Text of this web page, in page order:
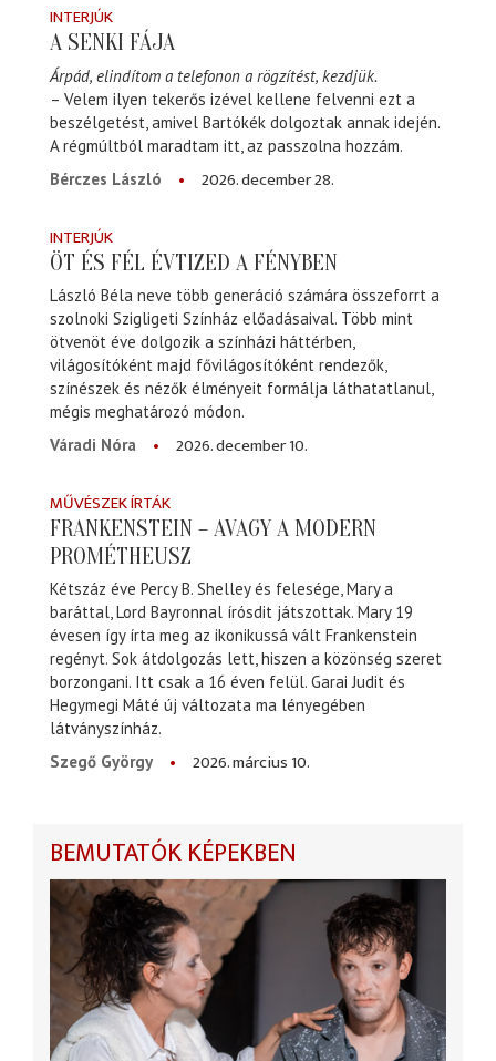
INTERJÚK
A SENKI FÁJA
Árpád, elindítom a telefonon a rögzítést, kezdjük.
– Velem ilyen tekerős izével kellene felvenni ezt a
beszélgetést, amivel Bartókék dolgoztak annak idején.
A régmúltból maradtam itt, az passzolna hozzám.
Bérczes László
2026. december 28.
INTERJÚK
ÖT ÉS FÉL ÉVTIZED A FÉNYBEN
László Béla neve több generáció számára összeforrt a
szolnoki Szigligeti Színház előadásaival. Több mint
ötvenöt éve dolgozik a színházi háttérben,
világosítóként majd fővilágosítóként rendezők,
színészek és nézők élményeit formálja láthatatlanul,
mégis meghatározó módon.
Váradi Nóra
2026. december 10.
MŰVÉSZEK ÍRTÁK
FRANKENSTEIN – AVAGY A MODERN
PROMÉTHEUSZ
Kétszáz éve Percy B. Shelley és felesége, Mary a
baráttal, Lord Bayronnal írósdit játszottak. Mary 19
évesen így írta meg az ikonikussá vált Frankenstein
regényt. Sok átdolgozás lett, hiszen a közönség szeret
borzongani. Itt csak a 16 éven felül. Garai Judit és
Hegymegi Máté új változata ma lényegében
látványszínház.
Szegő György
2026. március 10.
BEMUTATÓK KÉPEKBEN